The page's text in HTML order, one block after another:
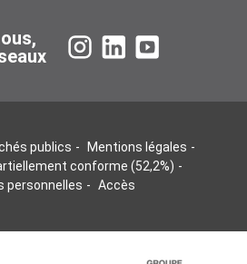
InstagramLinkedIn
publics
Mentions légales
conforme (52,2%)
personnelles
Accès